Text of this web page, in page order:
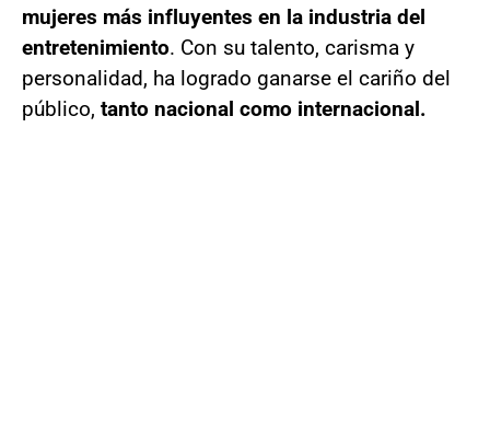
mujeres más influyentes en la industria del
entretenimiento. Con su talento, carisma y
personalidad, ha logrado ganarse el cariño del
público, tanto nacional como internacional.